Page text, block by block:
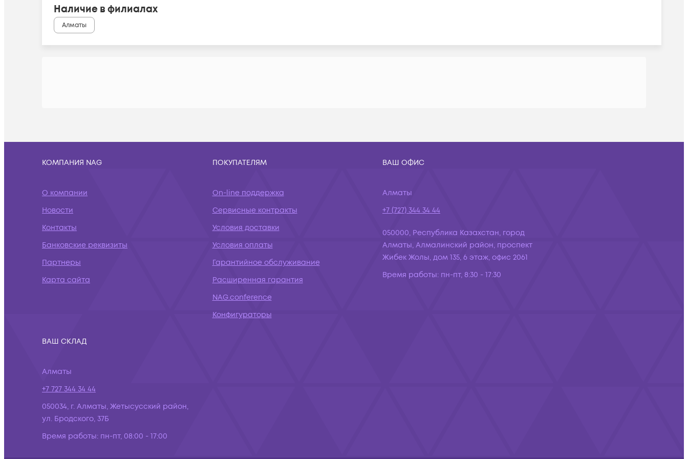
Наличие в филиалах
Алматы
КОМПАНИЯ NAG
О компании
Новости
Контакты
Банковские реквизиты
Партнеры
Карта сайта
ПОКУПАТЕЛЯМ
On-line поддержка
Сервисные контракты
Условия доставки
Условия оплаты
Гарантийное обслуживание
Расширенная гарантия
NAG.conference
Конфигураторы
ВАШ ОФИС
Алматы
+7 (727) 344 34 44
050000, Республика Казахстан, город
Алматы, Алмалинский район, проспект
Жибек Жолы, дом 135, 6 этаж, офис 2061
Время работы: пн-пт, 8:30 - 17:30
ВАШ СКЛАД
Алматы
+7 727 344 34 44
050034, г. Алматы, Жетысусский район,
ул. Бродского, 37Б
Время работы: пн-пт, 08:00 - 17:00